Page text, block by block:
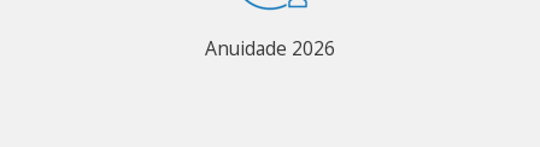
Anuidade 2026